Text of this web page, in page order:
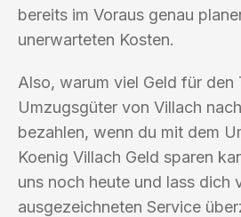
bereits im Voraus genau
unerwarteten Kosten.
Also, warum viel Geld für den
Umzugsgüter von Villach
bezahlen, wenn du mit dem
Koenig Villach Geld sparen
uns noch heute und lass dich
ausgezeichneten Service